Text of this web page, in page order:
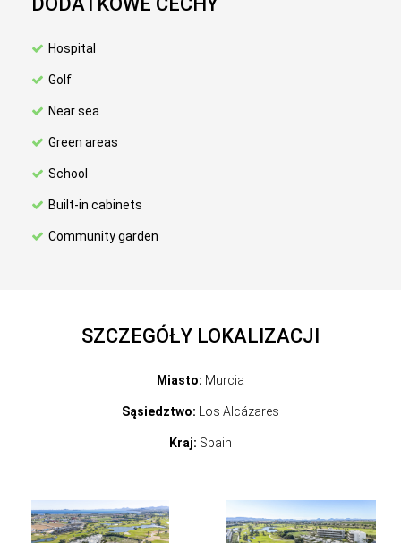
Hospital
Golf
Near sea
Green areas
School
Built-in cabinets
Community garden
SZCZEGÓŁY LOKALIZACJI
Miasto: Murcia
Sąsiedztwo: Los Alcázares
Kraj: Spain